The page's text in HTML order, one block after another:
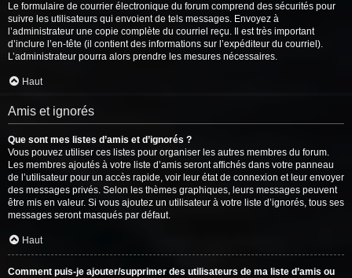
Le formulaire de courrier électronique du forum comprend des sécurités pour
suivre les utilisateurs qui envoient de tels messages. Envoyez à
l’administrateur une copie complète du courriel reçu. Il est très important
d’inclure l’en-tête (il contient des informations sur l’expéditeur du courriel).
L’administrateur pourra alors prendre les mesures nécessaires.
Haut
Amis et ignorés
Que sont mes listes d’amis et d’ignorés ?
Vous pouvez utiliser ces listes pour organiser les autres membres du forum.
Les membres ajoutés à votre liste d’amis seront affichés dans votre panneau
de l’utilisateur pour un accès rapide, voir leur état de connexion et leur envoyer
des messages privés. Selon les thèmes graphiques, leurs messages peuvent
être mis en valeur. Si vous ajoutez un utilisateur à votre liste d’ignorés, tous ses
messages seront masqués par défaut.
Haut
Comment puis-je ajouter/supprimer des utilisateurs de ma liste d’amis ou